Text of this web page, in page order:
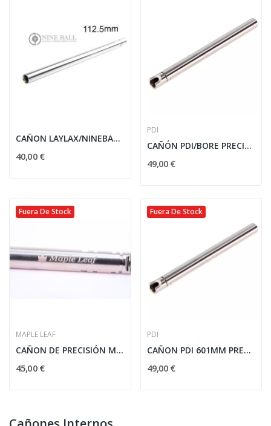
CAÑON LAYLAX/NINEBALL 6.00MM - 112.5MM PARA TM...
40,00 €
PDI
CAÑÓN PDI/BORE PRECISION 6.01MM - 95MM PARA TM...
49,00 €
Fuera De Stock
MAPLE LEAF
CAÑON DE PRECISIÓN MAPLE LEAF 180MM GBB
45,00 €
Fuera De Stock
PDI
CAÑON PDI 601MM PRECISION BORE (113MM / TM HI...
49,00 €